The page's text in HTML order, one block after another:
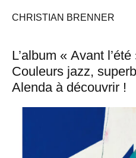
CHRISTIAN BRENNER
L’album « Avant
Couleurs jazz,
Alenda à découvrir !